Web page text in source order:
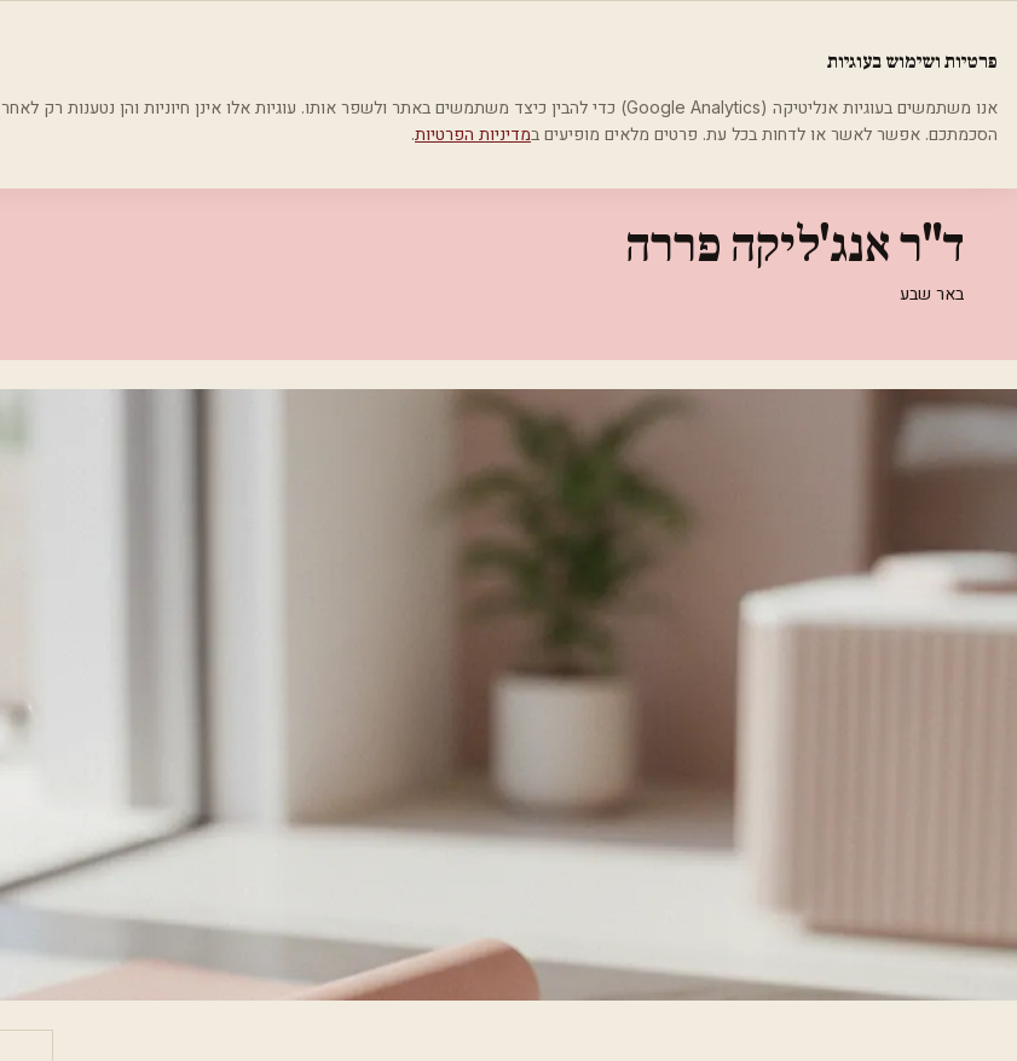
בית קטגוריות אסתטיקה רפואית
ד"ר אנג'ליקה פררה
באר שבע
פרטיות ושימוש בעוגיות
אנו משתמשים בעוגיות אנליטיקה (Google Analytics) כדי להבין כיצד משתמשים באתר ולשפר אותו. עוגיות אלו אינן חיוניות והן נטענות רק לאחר
הסכמתכם. אפשר לאשר או לדחות בכל עת. פרטים מלאים מופיעים במדיניות הפרטיות.